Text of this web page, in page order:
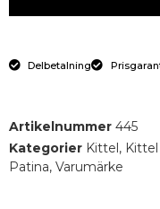
Delbetalning
Artikelnummer 445
Kategorier Kittel,
Patina, Varumärke